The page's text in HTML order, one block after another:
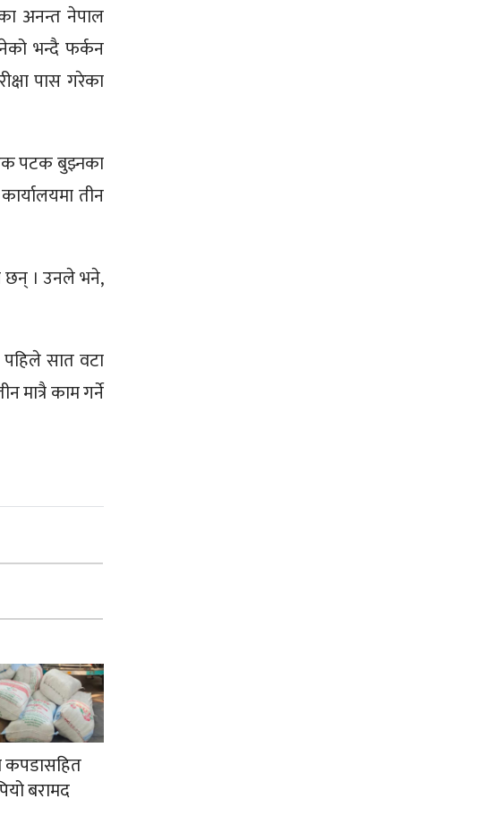
अनन्त नेपाल
भन्दै फर्कन
पास गरेका
पटक बुझ्नका
तीन
छन् । उनले भने,
पहिले सात वटा
मात्रै काम गर्ने
कपडासहित
बरामद